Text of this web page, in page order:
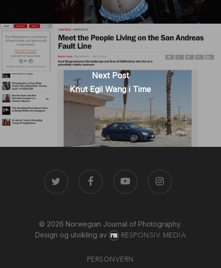
Next Post
Knut Egil Wang i Time
FACEBOOK
© 2026 Norwegian Journal of Photography.
Design og utvikling av
RESPONSIV MEDIA
PERSONVERN